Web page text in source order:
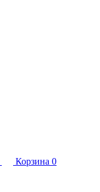
Корзина 0